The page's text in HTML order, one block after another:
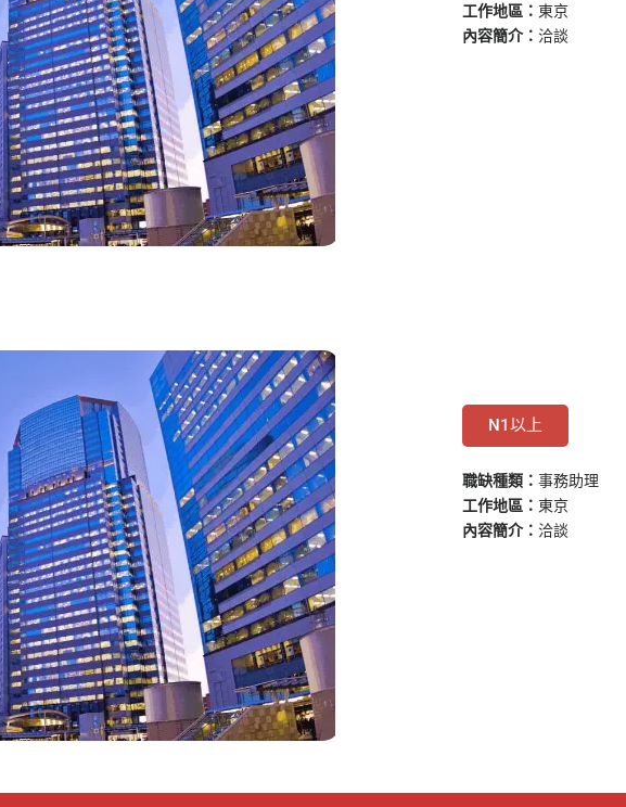
工作地區： 東京
內容簡介： 洽談
N1以上
職缺種類： 事務助理
工作地區： 東京
內容簡介： 洽談